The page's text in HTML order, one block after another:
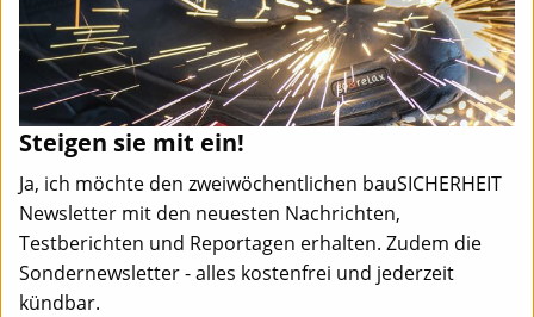
Steigen sie mit ein!
Ja, ich möchte den zweiwöchentlichen bauSICHERHEIT
Newsletter mit den neuesten Nachrichten,
Testberichten und Reportagen erhalten. Zudem die
Sondernewsletter - alles kostenfrei und jederzeit
kündbar.